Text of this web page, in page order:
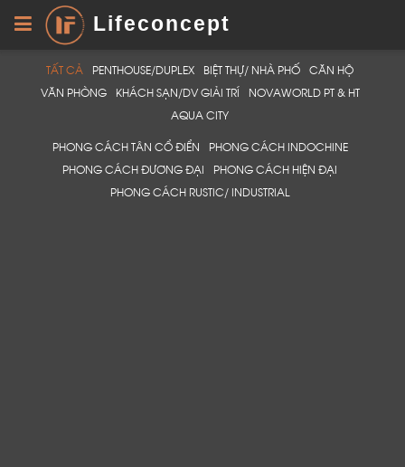
Lifeconcept
TẤT CẢ PENTHOUSE/DUPLEX BIỆT THỰ/ NHÀ PHỐ CĂN HỘ
VĂN PHÒNG
KHÁCH SẠN/DV GIẢI TRÍ
NOVAWORLD PT & HT
AQUA CITY
PHONG CÁCH TÂN CỔ ĐIỂN
PHONG CÁCH INDOCHINE
PHONG CÁCH ĐƯƠNG ĐẠI
PHONG CÁCH HIỆN ĐẠI
PHONG CÁCH RUSTIC/ INDUSTRIAL